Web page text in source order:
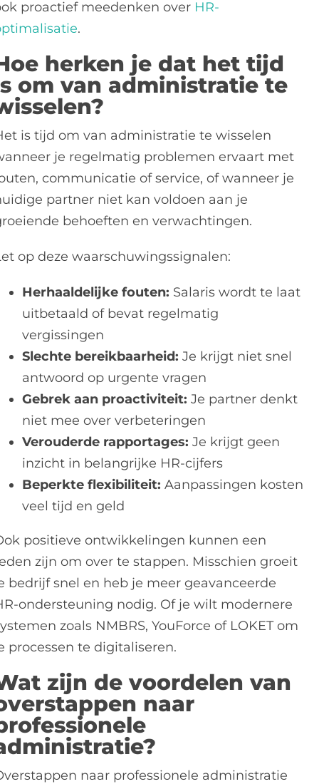
proactief meedenken over HR-
.
herken je dat het tijd
om van administratie te
is tijd om van administratie te wisselen
je regelmatig problemen ervaart met
communicatie of service, of wanneer je
partner niet kan voldoen aan je
behoeften en verwachtingen.
op deze waarschuwingssignalen:
Herhaaldelijke fouten: Salaris wordt te laat
uitbetaald of bevat regelmatig
vergissingen
Slechte bereikbaarheid: Je krijgt niet snel
antwoord op urgente vragen
Gebrek aan proactiviteit: Je partner denkt
niet mee over verbeteringen
Verouderde rapportages: Je krijgt geen
inzicht in belangrijke HR-cijfers
Beperkte flexibiliteit: Aanpassingen kosten
veel tijd en geld
positieve ontwikkelingen kunnen een
zijn om over te stappen. Misschien groeit
bedrijf snel en heb je meer geavanceerde
ondersteuning nodig. Of je wilt modernere
zoals NMBRS, YouForce of LOKET om
processen te digitaliseren.
zijn de voordelen van
naar
naar professionele administratie